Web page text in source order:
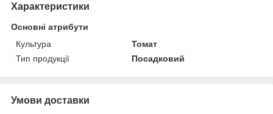
Характеристики
Основні атрибути
Культура
Томат
Тип продукції
Посадковий
Умови доставки